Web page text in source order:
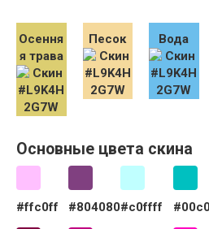
Осення
я трава
Песок Вода
Основные цвета скина
#ffc0ff #804080#c0ffff